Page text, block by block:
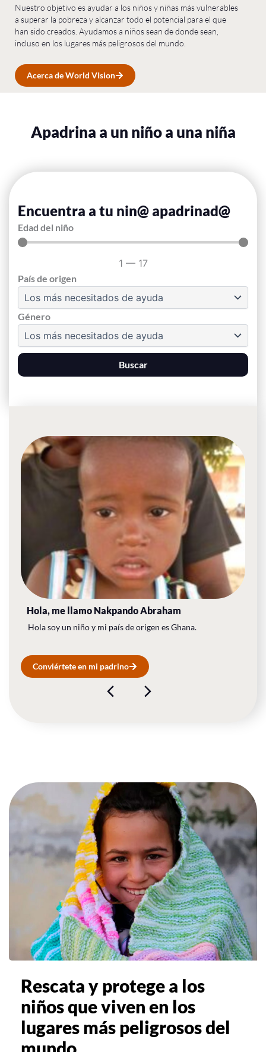
Nuestro objetivo es ayudar a los niños y niñas más vulnerables
a superar la pobreza y alcanzar todo el potencial para el que
han sido creados. Ayudamos a niños sean de donde sean,
incluso en los lugares más peligrosos del mundo.
Acerca de World VIsion
Apadrina a un niño a una niña
Encuentra a tu nin@ apadrinad@
Edad del niño
1 — 17
País de origen
Género
Buscar
Hola, me llamo​ Nakpando Abraham
Hola soy un niño y mi país de origen es Ghana.
Conviértete en mi padrino
Rescata y protege a los
niños que viven en los
lugares más peligrosos del